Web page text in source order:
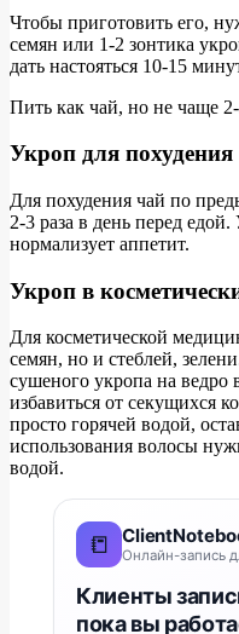
Чтобы приготовить его,
семян или 1-2 зонтика
дать настояться 10-15
Пить как чай, но не чаще 2-
Укроп для похудения
Для похудения чай по
2-3 раза в день перед
нормализует аппетит.
Укроп в
Для косметической
семян, но и стеблей,
сушеного укропа на
избавиться от секущихся
просто горячей водой,
использования волосы
водой.
📒 Онлайн-запись
Клиенты
пока вы